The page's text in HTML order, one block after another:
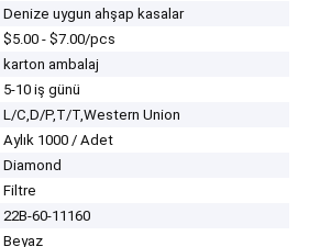
Denize uygun ahşap kasalar
$5.00 - $7.00/pcs
karton ambalaj
5-10 iş günü
L/C,D/P,T/T,Western Union
Aylık 1000 / Adet
Diamond
Filtre
22B-60-11160
Beyaz